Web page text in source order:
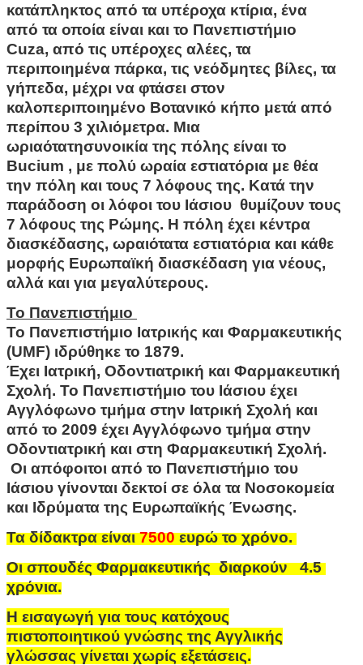
κατάπληκτος από τα υπέροχα κτίρια, ένα
από τα οποία είναι και το Πανεπιστήμιο
Cuza, από τις υπέροχες αλέες, τα
περιποιημένα πάρκα, τις νεόδμητες βίλες, τα
γήπεδα, μέχρι να φτάσει στον
καλοπεριποιημένο Βοτανικό κήπο μετά από
περίπου 3 χιλιόμετρα. Μια
ωριαότατησυνοικία της πόλης είναι το
Bucium , με πολύ ωραία εστιατόρια με θέα
την πόλη και τους 7 λόφους της. Κατά την
παράδοση οι λόφοι του Ιάσιου θυμίζουν τους
7 λόφους της Ρώμης. Η πόλη έχει κέντρα
διασκέδασης, ωραιότατα εστιατόρια και κάθε
μορφής Ευρωπαϊκή διασκέδαση για νέους,
αλλά και για μεγαλύτερους.
Το Πανεπιστήμιο
Το Πανεπιστήμιο Ιατρικής και Φαρμακευτικής
(UMF) ιδρύθηκε το 1879.
Έχει Ιατρική, Οδοντιατρική και Φαρμακευτική
Σχολή. Το Πανεπιστήμιο του Ιάσιου έχει
Αγγλόφωνο τμήμα στην Ιατρική Σχολή και
από το 2009 έχει Αγγλόφωνο τμήμα στην
Οδοντιατρική και στη Φαρμακευτική Σχολή.
Οι απόφοιτοι από το Πανεπιστήμιο του
Ιάσιου γίνονται δεκτοί σε όλα τα Νοσοκομεία
και Ιδρύματα της Ευρωπαϊκής Ένωσης.
Τα δίδακτρα είναι7500ευρώ το χρόνο.
Οι σπουδές Φαρμακευτικής διαρκούν 4.5
χρόνια.
Η εισαγωγή για τους κατόχους
πιστοποιητικού γνώσης της Αγγλικής
γλώσσας γίνεται χωρίς εξετάσεις.